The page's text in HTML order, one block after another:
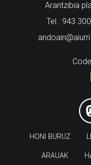
Arantzibia
Tel.: 943
HONI BURUZ
ARAUAK